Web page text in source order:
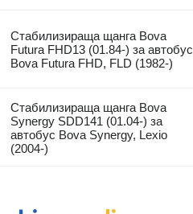
Стабилизираща щанга Bova
Futura FHD13 (01.84-) за автобус
Bova Futura FHD, FLD (1982-)
Стабилизираща щанга Bova
Synergy SDD141 (01.04-) за
автобус Bova Synergy, Lexio
(2004-)